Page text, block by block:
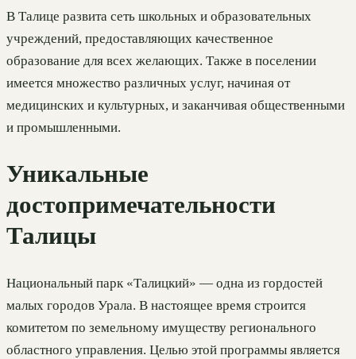
В Талице развита сеть школьных и образовательных
учреждений, предоставляющих качественное
образование для всех желающих. Также в поселении
имеется множество различных услуг, начиная от
медицинских и культурных, и заканчивая общественными
и промышленными.
Уникальные
достопримечательности
Талицы
Национальный парк «Талицкий» — одна из гордостей
малых городов Урала. В настоящее время строится
комитетом по земельному имуществу регионального
областного управления. Целью этой программы является